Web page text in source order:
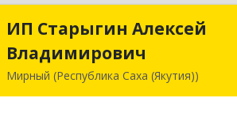
ИП Старыгин Алексей
Владимирович
Мирный (Республика Саха (Якутия))
ИП Старыгин Алексей
Владимирович